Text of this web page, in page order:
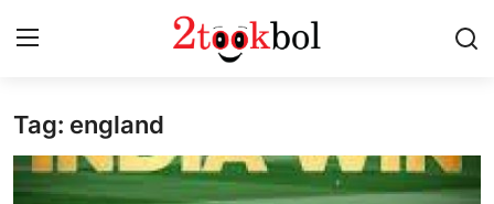
Login
Home
Tag: england